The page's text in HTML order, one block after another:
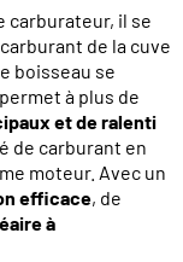
carburateur, il se
de la cuve
boisseau se
à plus de
et de ralenti
de carburant en
moteur. Avec un
efficace, de
à